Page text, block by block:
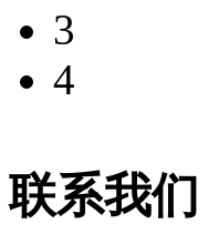
3
4
联系我们